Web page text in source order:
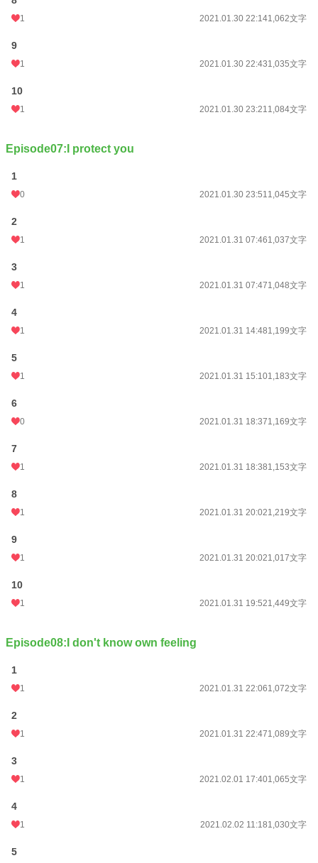
1 2021.01.30 22:141,062文字
9
1 2021.01.30 22:431,035文字
10
1 2021.01.30 23:211,084文字
Episode07:I protect you
1
0 2021.01.30 23:511,045文字
2
1 2021.01.31 07:461,037文字
3
1 2021.01.31 07:471,048文字
4
1 2021.01.31 14:481,199文字
5
1 2021.01.31 15:101,183文字
6
0 2021.01.31 18:371,169文字
7
1 2021.01.31 18:381,153文字
8
1 2021.01.31 20:021,219文字
9
1 2021.01.31 20:021,017文字
10
1 2021.01.31 19:521,449文字
Episode08:I don't know own feeling
1
1 2021.01.31 22:061,072文字
2
1 2021.01.31 22:471,089文字
3
1 2021.02.01 17:401,065文字
4
1 2021.02.02 11:181,030文字
5